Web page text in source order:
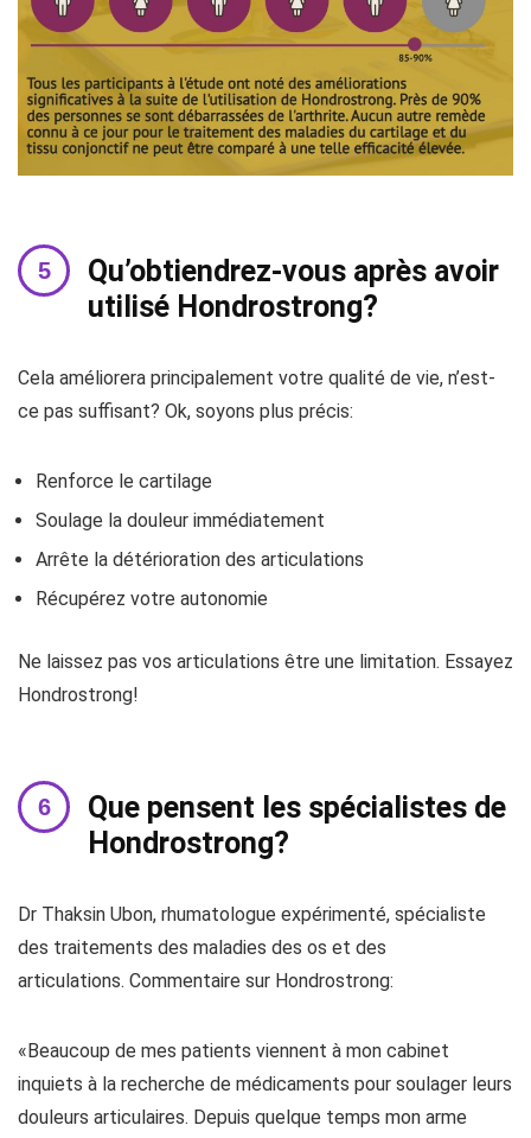
Qu’obtiendrez-vous après avoir
utilisé Hondrostrong?
Cela améliorera principalement votre qualité de vie, n’est-
ce pas suffisant? Ok, soyons plus précis:
Renforce le cartilage
Soulage la douleur immédiatement
Arrête la détérioration des articulations
Récupérez votre autonomie
Ne laissez pas vos articulations être une limitation. Essayez
Hondrostrong!
Que pensent les spécialistes de
Hondrostrong?
Dr Thaksin Ubon, rhumatologue expérimenté, spécialiste
des traitements des maladies des os et des
articulations. Commentaire sur Hondrostrong:
«Beaucoup de mes patients viennent à mon cabinet
inquiets à la recherche de médicaments pour soulager leurs
douleurs articulaires. Depuis quelque temps mon arme